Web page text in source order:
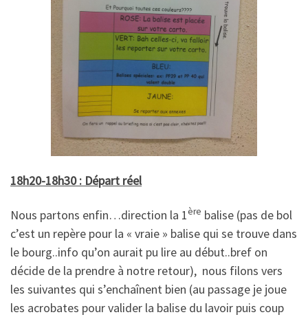
18h20-18h30 : Départ réel
Nous partons enfin…direction la 1ère balise (pas de bol
c’est un repère pour la « vraie » balise qui se trouve dans
le bourg..info qu’on aurait pu lire au début..bref on
décide de la prendre à notre retour), nous filons vers
les suivantes qui s’enchaînent bien (au passage je joue
les acrobates pour valider la balise du lavoir puis coup